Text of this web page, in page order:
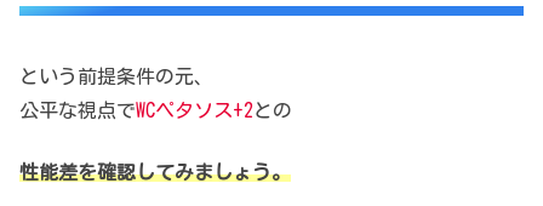
という前提条件の元、
公平な視点でWCペタソス+2との
性能差を確認してみましょう。